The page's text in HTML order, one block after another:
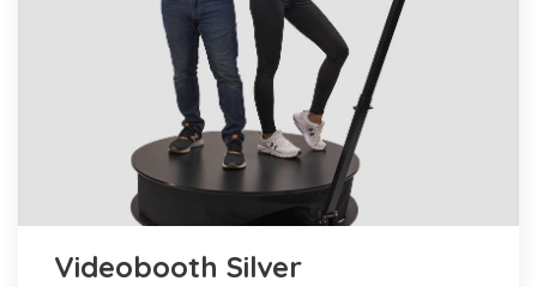
Videobooth Silver